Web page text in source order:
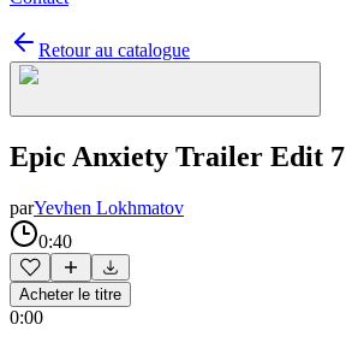
Retour au catalogue
Epic Anxiety Trailer Edit 7
parYevhen Lokhmatov
0:40
Acheter le titre
0:00